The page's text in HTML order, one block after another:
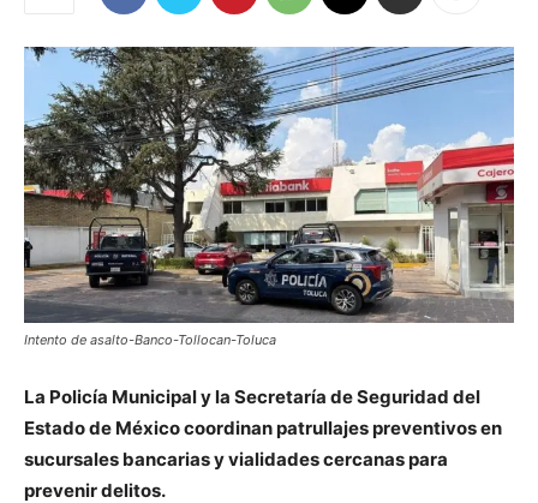
Intento de asalto-Banco-Tollocan-Toluca
La Policía Municipal y la Secretaría de Seguridad del
Estado de México coordinan patrullajes preventivos en
sucursales bancarias y vialidades cercanas para
prevenir delitos.